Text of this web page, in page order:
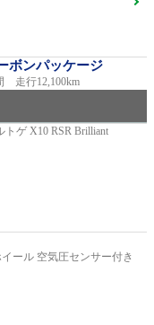
ボンパッケージ
走行12,100km
トゲ X10 RSR Brilliant
ール 空気圧センサー付き